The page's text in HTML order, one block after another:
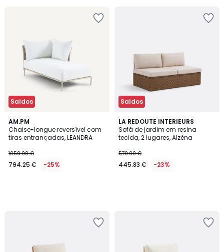
Saldos
AM.PM
Chaise-longue reversível com
tiras entrançadas, LEANDRA
1059.00 €
794.25 € -25%
Saldos
LA REDOUTE INTERIEURS
Sofá de jardim em resina
tecida, 2 lugares, Alzéna
579.00 €
445.83 € -23%